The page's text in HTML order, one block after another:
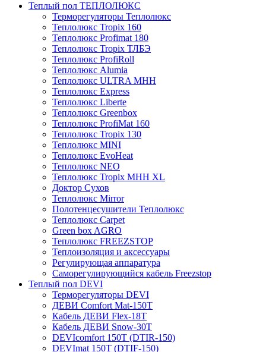
Теплый пол ТЕПЛОЛЮКС
Терморегуляторы Теплолюкс
Теплолюкс Tropix 160
Теплолюкс Profimat 180
Теплолюкс Tropix ТЛБЭ
Теплолюкс ProfiRoll
Теплолюкс Alumia
Теплолюкс ULTRA МНН
Теплолюкс Express
Теплолюкс Liberte
Теплолюкс Greenbox
Теплолюкс ProfiMat 160
Теплолюкс Tropix 130
Теплолюкс MINI
Теплолюкс EvoHeat
Теплолюкс NEO
Теплолюкс Tropix МНН XL
Доктор Сухов
Теплолюкс Mirror
Полотенцесушители Теплолюкс
Теплолюкс Carpet
Green box AGRO
Теплолюкс FREEZSTOP
Теплоизоляция и аксессуары
Регулирующая аппаратура
Cаморегулирующийся кабель Freezstop
Теплый пол DEVI
Терморегуляторы DEVI
ДЕВИ Comfort Mat-150T
Кабель ДЕВИ Flex-18T
Кабель ДЕВИ Snow-30T
DEVIcomfort 150T (DTIR-150)
DEVImat 150T (DTIF-150)